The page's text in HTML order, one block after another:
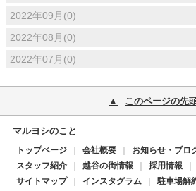
2022年09月(0)
2022年08月(0)
2022年07月(0)
このページの先
マルヨシのこと
トップページ 会社概要 お知らせ・ブロ
スタッフ紹介
越谷の街情報 採用情報
サイトマップ
インスタグラム
駐車場解